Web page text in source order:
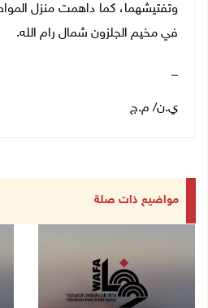
وتفتيشهما، كما داهمت منزل
في مخيم الجلزون شمال رام الله.
ي.ن/ م.ج
مواضيع ذات صلة